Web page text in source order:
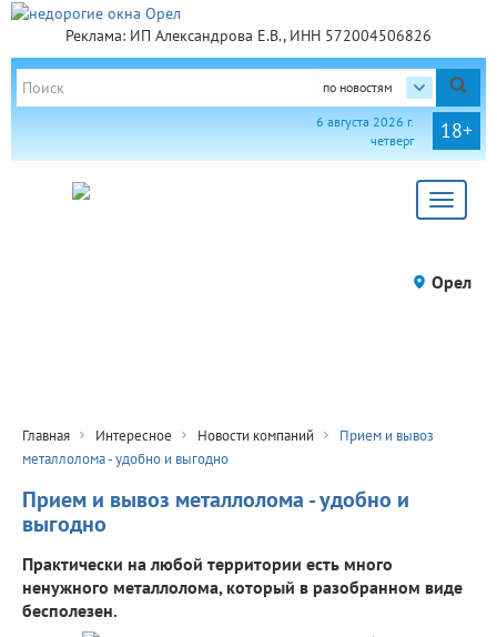
Реклама: ИП Александрова Е.В., ИНН 572004506826
по новостям
18+
6 августа 2026 г.
четверг
Toggle
Орел
Главная Интересное Новости компаний
Прием и вывоз
металлолома - удобно и выгодно
Прием и вывоз металлолома - удобно и
выгодно
Практически на любой территории есть много
ненужного металлолома, который в разобранном виде
бесполезен.